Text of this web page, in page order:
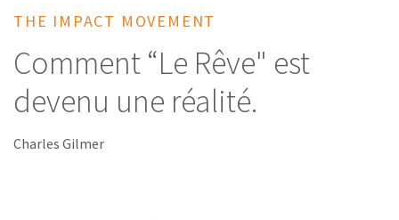
THE IMPACT MOVEMENT
Comment “Le Rêve" est
devenu une réalité.
Charles Gilmer